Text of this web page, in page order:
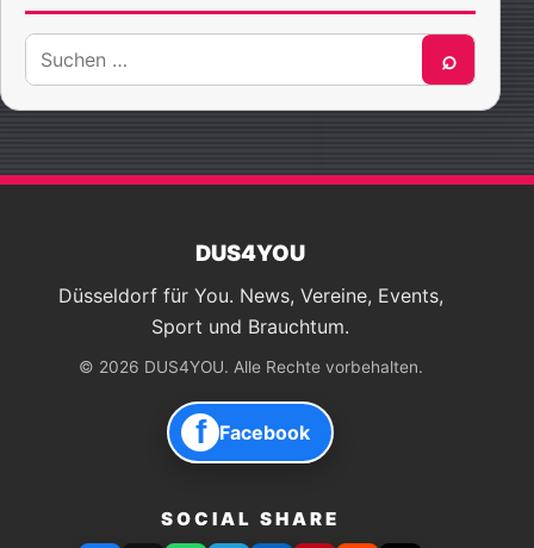
Suche
nach:
⌕
DUS4YOU
Düsseldorf für You. News, Vereine, Events,
Sport und Brauchtum.
© 2026 DUS4YOU. Alle Rechte vorbehalten.
f Facebook
SOCIAL SHARE